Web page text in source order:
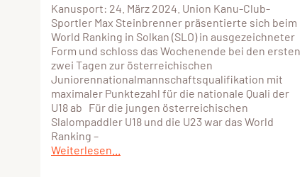
Kanusport: 24. März 2024. Union Kanu-Club-
Sportler Max Steinbrenner präsentierte sich beim
World Ranking in Solkan (SLO) in ausgezeichneter
Form und schloss das Wochenende bei den ersten
zwei Tagen zur österreichischen
Juniorennationalmannschaftsqualifikation mit
maximaler Punktezahl für die nationale Quali der
U18 ab Für die jungen österreichischen
Slalompaddler U18 und die U23 war das World
Ranking –
Weiterlesen...